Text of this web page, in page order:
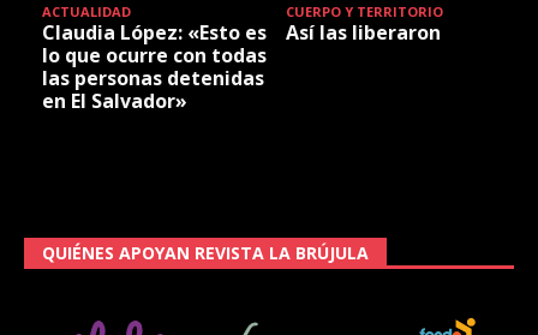
ACTUALIDAD
Claudia López: «Esto es
lo que ocurre con todas
las personas detenidas
en El Salvador»
CUERPO Y TERRITORIO
Así las liberaron
QUIÉNES APOYAN REVISTA LA BRÚJULA